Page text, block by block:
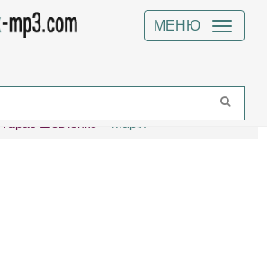
МЕНЮ
Тарас Шевченко Марія